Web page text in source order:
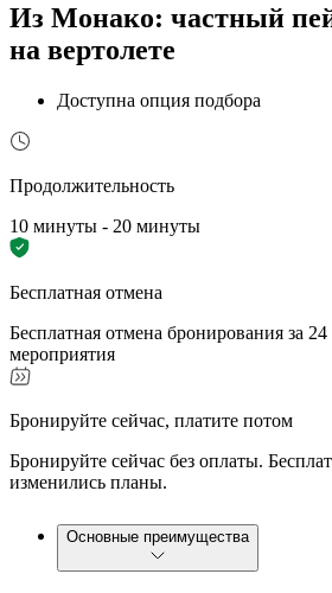
Из Монако: частный
на вертолете
Доступна опция подбора
Продолжительность
10 минуты - 20 минуты
Бесплатная отмена
Бесплатная отмена бронирования за 24
мероприятия
Бронируйте сейчас, платите потом
Бронируйте сейчас без оплаты.
изменились планы.
Основные преимущества